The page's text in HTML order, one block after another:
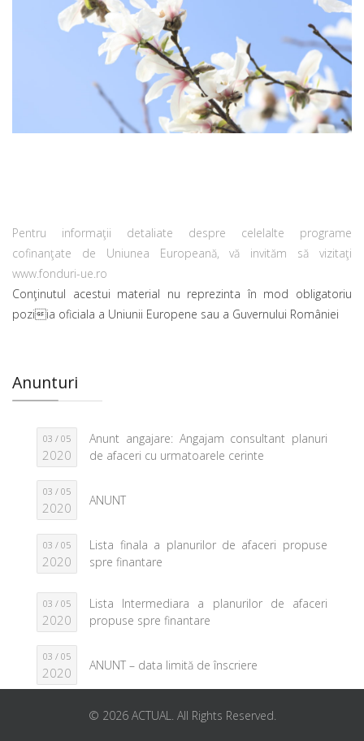
Pentru informaţii detaliate despre celelalte programe
cofinanţate de Uniunea Europeană, vă invităm să vizitaţi
www.fonduri-ue.ro
Conţinutul acestui material nu reprezinta în mod obligatoriu
poziia oficiala a Uniunii Europene sau a Guvernului României
Anunturi
03 / 05
2020
Anunt angajare: Angajam consultant planuri
de afaceri cu urmatoarele cerinte
03 / 05
2020 ANUNT
03 / 05
2020
Lista finala a planurilor de afaceri propuse
spre finantare
03 / 05
2020
Lista Intermediara a planurilor de afaceri
propuse spre finantare
03 / 05
2020 ANUNT – data limită de înscriere
© 2026 ACTUAL. All Rights Reserved.